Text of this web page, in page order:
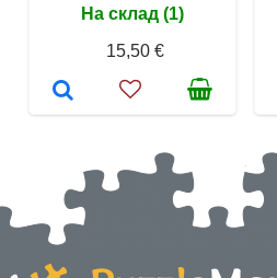
На склад (1)
15,50 €